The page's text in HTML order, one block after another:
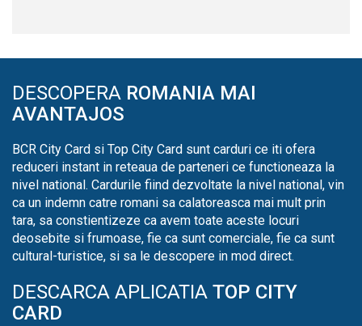
DESCOPERA ROMANIA MAI
AVANTAJOS
BCR City Card si Top City Card sunt carduri ce iti ofera
reduceri instant in reteaua de parteneri ce functioneaza la
nivel national. Cardurile fiind dezvoltate la nivel national, vin
ca un indemn catre romani sa calatoreasca mai mult prin
tara, sa constientizeze ca avem toate aceste locuri
deosebite si frumoase, fie ca sunt comerciale, fie ca sunt
cultural-turistice, si sa le descopere in mod direct.
DESCARCA APLICATIA TOP CITY
CARD